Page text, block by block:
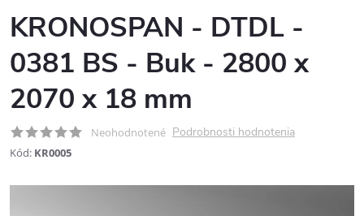
KRONOSPAN - DTDL -
0381 BS - Buk - 2800 x
2070 x 18 mm
Neohodnotené Podrobnosti hodnotenia
Kód: KR0005